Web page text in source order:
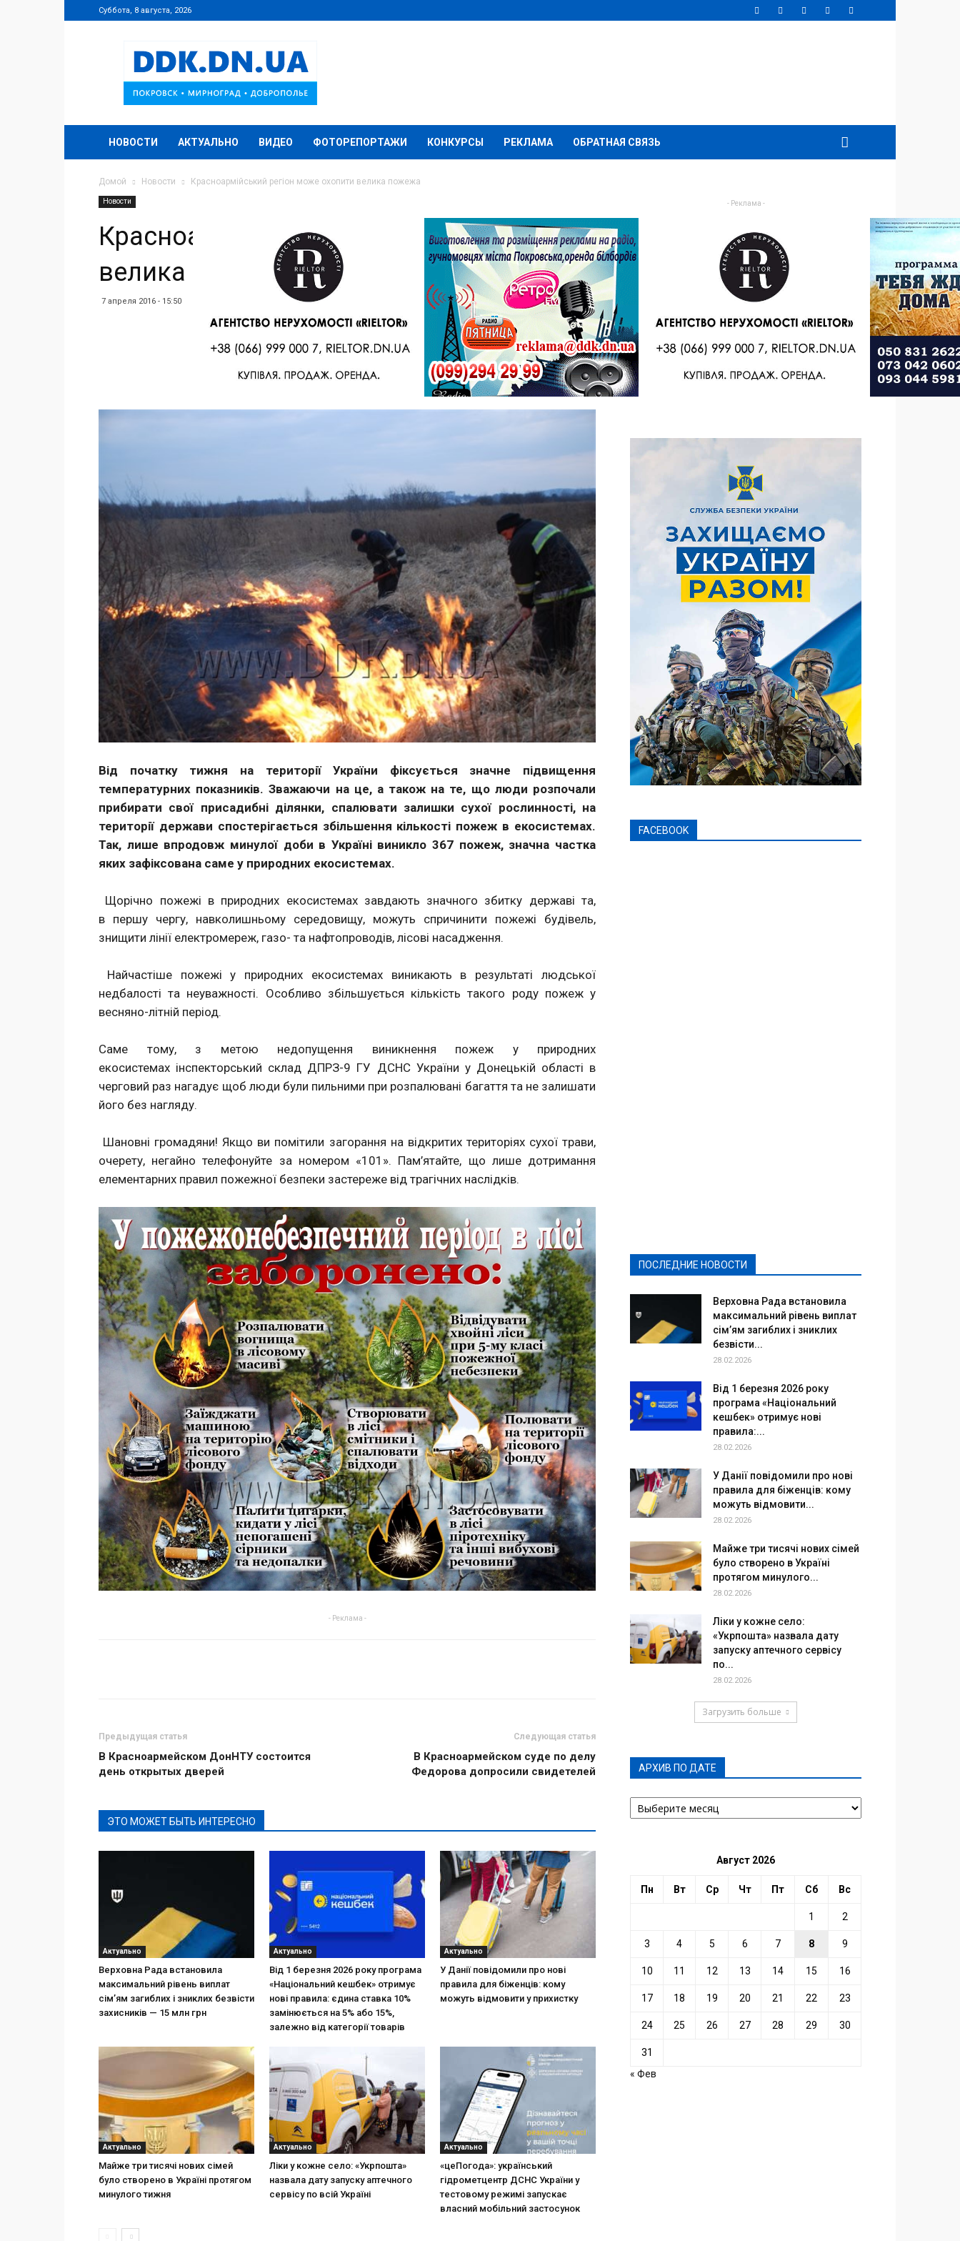
Суббота, 8 августа, 2026
DDK.DN.UA
НОВОСТИ АКТУАЛЬНО ВИДЕО ФОТОРЕПОРТАЖИ КОНКУРСЫ РЕКЛАМА ОБРАТНАЯ СВЯЗЬ
Домой Новости Красноармійський регіон може охопити велика пожежа
Новости
Красноармійський регіон може охопити
велика пожежа
7 апреля 2016 - 15:50
Від початку тижня на території України фіксується значне підвищення
температурних показників. Зважаючи на це, а також на те, що люди розпочали
прибирати свої присадибні ділянки, спалювати залишки сухої рослинності, на
території держави спостерігається збільшення кількості пожеж в екосистемах.
Так, лише впродовж минулої доби в Україні виникло 367 пожеж, значна частка
яких зафіксована саме у природних екосистемах.
Щорічно пожежі в природних екосистемах завдають значного збитку державі та,
в першу чергу, навколишньому середовищу, можуть спричинити пожежі будівель,
знищити лінії електромереж, газо- та нафтопроводів, лісові насадження.
Найчастіше пожежі у природних екосистемах виникають в результаті людської
недбалості та неуважності. Особливо збільшується кількість такого роду пожеж у
весняно-літній період.
Саме тому, з метою недопущення виникнення пожеж у природних
екосистемах інспекторський склад ДПРЗ-9 ГУ ДСНС України у Донецькій області в
черговий раз нагадує щоб люди були пильними при розпалювані багаття та не залишати
його без нагляду.
Шановні громадяни! Якщо ви помітили загорання на відкритих територіях сухої трави,
очерету, негайно телефонуйте за номером «101». Пам’ятайте, що лише дотримання
елементарних правил пожежної безпеки застереже від трагічних наслідків.
- Реклама -
Предыдущая статья
В Красноармейском ДонНТУ состоится
день открытых дверей
Следующая статья
В Красноармейском суде по делу
Федорова допросили свидетелей
ЭТО МОЖЕТ БЫТЬ ИНТЕРЕСНО
Актуально
Верховна Рада встановила
максимальний рівень виплат
сім’ям загиблих і зниклих безвісти
захисників — 15 млн грн
Актуально
Від 1 березня 2026 року програма
«Національний кешбек» отримує
нові правила: єдина ставка 10%
замінюється на 5% або 15%,
залежно від категорії товарів
Актуально
У Данії повідомили про нові
правила для біженців: кому
можуть відмовити у прихистку
Актуально
Майже три тисячі нових сімей
було створено в Україні протягом
минулого тижня
Актуально
Ліки у кожне село: «Укрпошта»
назвала дату запуску аптечного
сервісу по всій Україні
Актуально
«цеПогода»: український
гідрометцентр ДСНС України у
тестовому режимі запускає
власний мобільний застосунок
- Реклама -
FACEBOOK
ПОСЛЕДНИЕ НОВОСТИ
Верховна Рада встановила
максимальний рівень виплат
сім’ям загиблих і зниклих
безвісти...
28.02.2026
Від 1 березня 2026 року
програма «Національний
кешбек» отримує нові
правила:...
28.02.2026
У Данії повідомили про нові
правила для біженців: кому
можуть відмовити...
28.02.2026
Майже три тисячі нових сімей
було створено в Україні
протягом минулого...
28.02.2026
Ліки у кожне село:
«Укрпошта» назвала дату
запуску аптечного сервісу
по...
28.02.2026
Загрузить больше
АРХИВ ПО ДАТЕ
АРХИВ
ПО
Август 2026
Пн Вт Ср Чт Пт Сб Вс
1 2
3 4 5 6 7 8 9
10 11 12 13 14 15 16
17 18 19 20 21 22 23
24 25 26 27 28 29 30
31
« Фев